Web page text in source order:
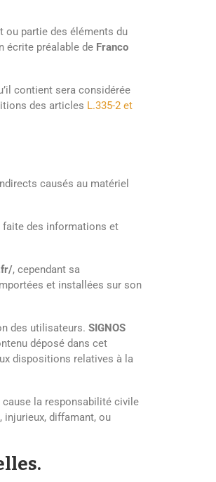
ou partie des éléments du
écrite préalable de Franco
contient sera considérée
des articles L.335-2 et
causés au matériel
faite des informations et
, cependant sa
et installées sur son
des utilisateurs. SIGNOS
déposé dans cet
dispositions relatives à la
la responsabilité civile
injurieux, diffamant, ou